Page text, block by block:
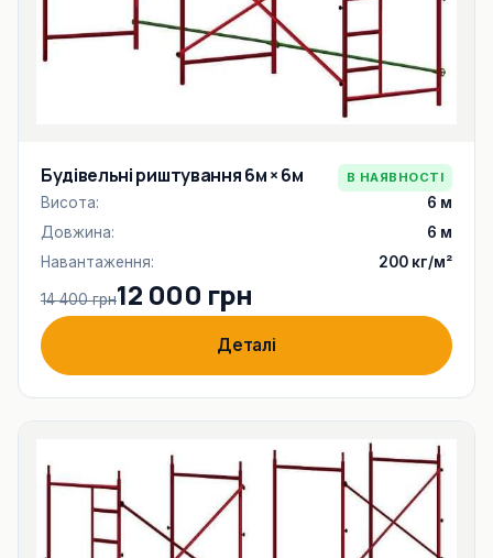
Будівельні риштування 6м × 6м В НАЯВНОСТІ
Висота:
6 м
Довжина:
6 м
Навантаження:
200 кг/м²
14 400 грн12 000 грн
Деталі